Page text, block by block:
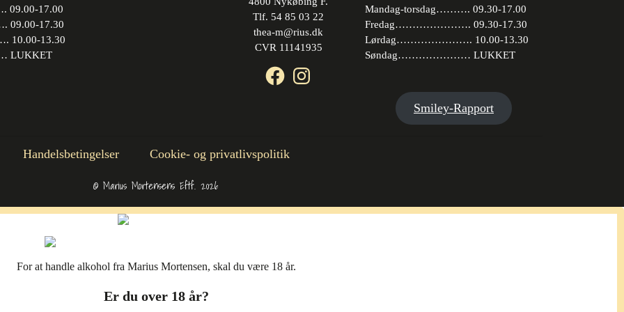
09.00-17.00
17.30
13.30
Tlf. 54 85 03 22
thea-m@rius.dk
CVR 11141935
Facebook
Instagram
Mandag-torsdag………. 09.30-17.00
Fredag…………………. 09.30-17.30
Lørdag…………………. 10.00-13.30
Søndag………………… LUKKET
Smiley-Rapport
Handelsbetingelser Cookie- og privatlivspolitik
© Marius Mortensens Eftf. 2026
For at handle alkohol fra Marius Mortensen, skal du være 18 år.
Er du over 18 år?